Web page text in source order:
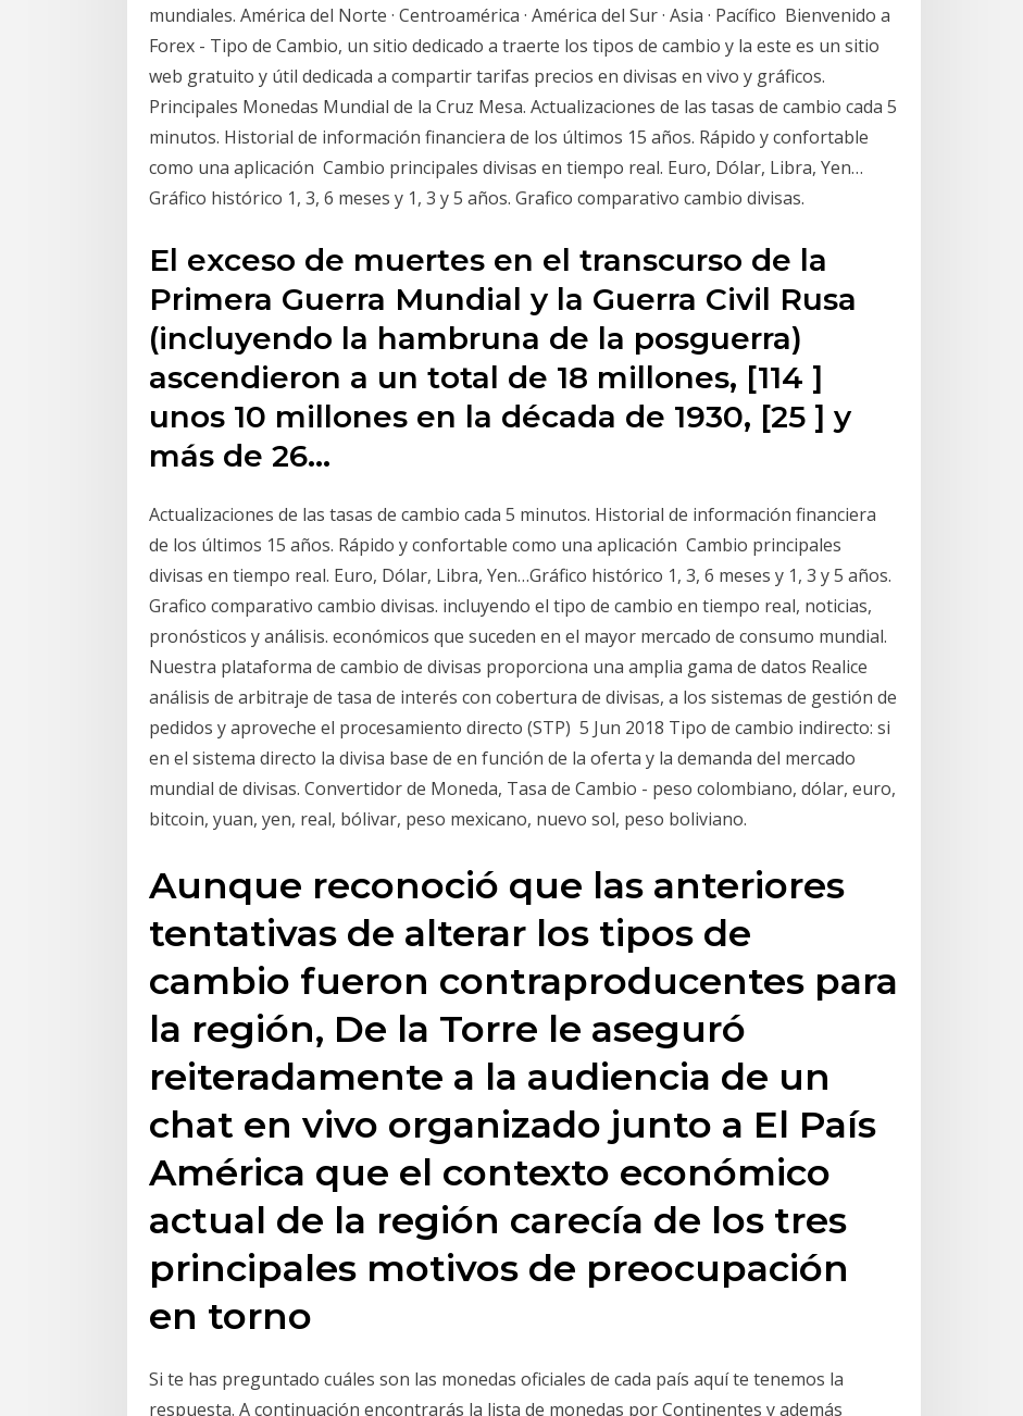
mundiales. América del Norte · Centroamérica · América del Sur · Asia · Pacífico Bienvenido a
Forex - Tipo de Cambio, un sitio dedicado a traerte los tipos de cambio y la este es un sitio
web gratuito y útil dedicada a compartir tarifas precios en divisas en vivo y gráficos.
Principales Monedas Mundial de la Cruz Mesa. Actualizaciones de las tasas de cambio cada 5
minutos. Historial de información financiera de los últimos 15 años. Rápido y confortable
como una aplicación Cambio principales divisas en tiempo real. Euro, Dólar, Libra, Yen…
Gráfico histórico 1, 3, 6 meses y 1, 3 y 5 años. Grafico comparativo cambio divisas.
El exceso de muertes en el transcurso de la
Primera Guerra Mundial y la Guerra Civil Rusa
(incluyendo la hambruna de la posguerra)
ascendieron a un total de 18 millones, [114 ]
unos 10 millones en la década de 1930, [25 ] y
más de 26…
Actualizaciones de las tasas de cambio cada 5 minutos. Historial de información financiera
de los últimos 15 años. Rápido y confortable como una aplicación Cambio principales
divisas en tiempo real. Euro, Dólar, Libra, Yen…Gráfico histórico 1, 3, 6 meses y 1, 3 y 5 años.
Grafico comparativo cambio divisas. incluyendo el tipo de cambio en tiempo real, noticias,
pronósticos y análisis. económicos que suceden en el mayor mercado de consumo mundial.
Nuestra plataforma de cambio de divisas proporciona una amplia gama de datos Realice
análisis de arbitraje de tasa de interés con cobertura de divisas, a los sistemas de gestión de
pedidos y aproveche el procesamiento directo (STP) 5 Jun 2018 Tipo de cambio indirecto: si
en el sistema directo la divisa base de en función de la oferta y la demanda del mercado
mundial de divisas. Convertidor de Moneda, Tasa de Cambio - peso colombiano, dólar, euro,
bitcoin, yuan, yen, real, bólivar, peso mexicano, nuevo sol, peso boliviano.
Aunque reconoció que las anteriores
tentativas de alterar los tipos de
cambio fueron contraproducentes para
la región, De la Torre le aseguró
reiteradamente a la audiencia de un
chat en vivo organizado junto a El País
América que el contexto económico
actual de la región carecía de los tres
principales motivos de preocupación
en torno
Si te has preguntado cuáles son las monedas oficiales de cada país aquí te tenemos la
respuesta. A continuación encontrarás la lista de monedas por Continentes y además